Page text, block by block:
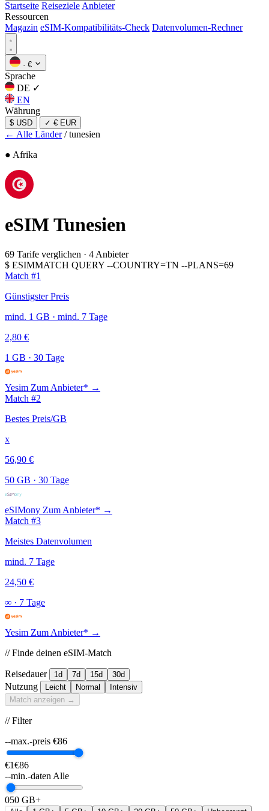
Startseite Reiseziele Anbieter
Ressourcen
Magazin eSIM-Kompatibilitäts-Check Datenvolumen-Rechner
· €
Sprache
DE ✓
EN
Währung
$ USD ✓ € EUR
← Alle Länder / tunesien
● Afrika
eSIMTunesien
69 Tarife verglichen · 4 Anbieter
$ ESIMMATCH QUERY --COUNTRY=TN --PLANS=69
Match #1
Günstigster Preis
mind. 1 GB · mind. 7 Tage
2,80 €
1 GB · 30 Tage
Yesim Zum Anbieter* →
Match #2
Bestes Preis/GB
x
56,90 €
50 GB · 30 Tage
eSIMony Zum Anbieter* →
Match #3
Meistes Datenvolumen
mind. 7 Tage
24,50 €
∞ · 7 Tage
Yesim Zum Anbieter* →
// Finde deinen eSIM-Match
Reisedauer 1d 7d 15d 30d
Nutzung Leicht Normal
Intensiv
Match anzeigen →
// Filter
--max.-preis €86
€1€86
--min.-daten Alle
050 GB+